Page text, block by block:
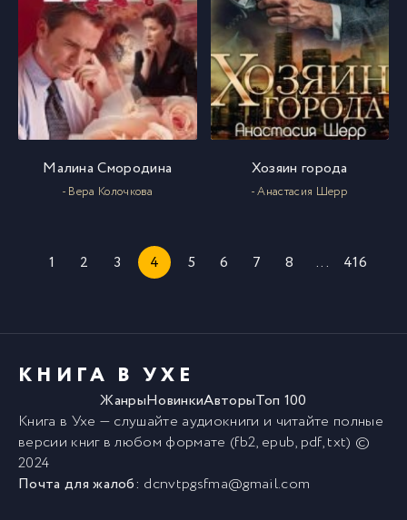
Малина Смородина
- Вера Колочкова
Хозяин города
- Анастасия Шерр
1 2 3 4 5 6 7 8 ... 416
КНИГА В УХЕ
ЖанрыНовинкиАвторыТоп 100
Книга в Ухе — слушайте аудиокниги и читайте полные
версии книгв любом формате (fb2, epub, pdf, txt) ©
2024
Почта для жалоб: dcnvtpgsfma@gmail.com